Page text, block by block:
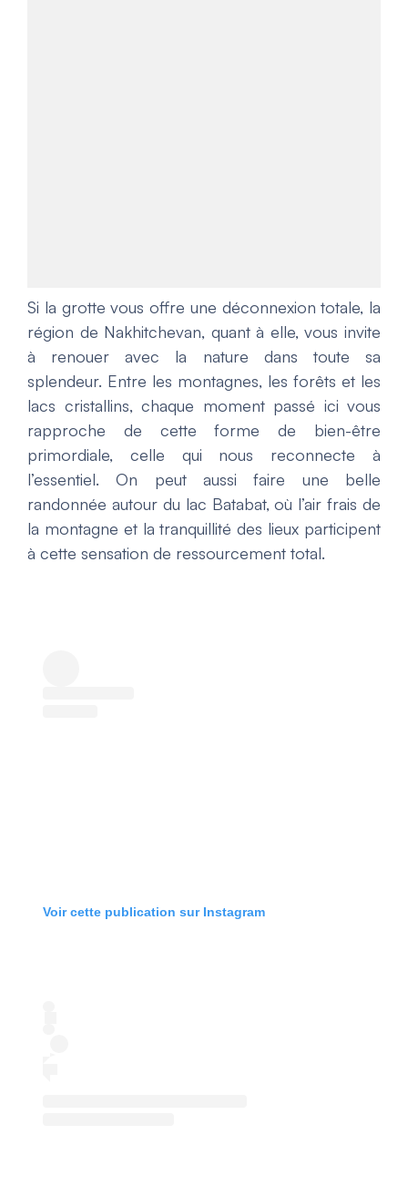
Si la grotte vous offre une déconnexion totale, la
région de Nakhitchevan, quant à elle, vous invite
à renouer avec la nature dans toute sa
splendeur. Entre les montagnes, les forêts et les
lacs cristallins, chaque moment passé ici vous
rapproche de cette forme de bien-être
primordiale, celle qui nous reconnecte à
l’essentiel. On peut aussi faire une belle
randonnée autour du lac Batabat, où l’air frais de
la montagne et la tranquillité des lieux participent
à cette sensation de ressourcement total.
Voir cette publication sur Instagram